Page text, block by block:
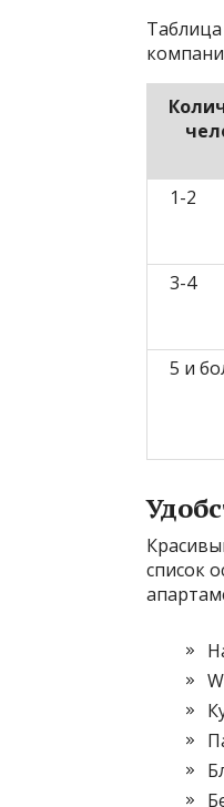
1-2
3-4
5 и
список